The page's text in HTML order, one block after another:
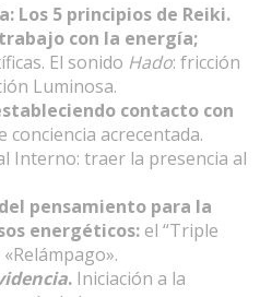
Los 5 principios de Reiki.
con la energía;
El sonido Hado: fricción
Luminosa.
contacto con
conciencia acrecentada.
Interno: traer la presencia al
pensamiento para la
energéticos: el “Triple
. Iniciación a la